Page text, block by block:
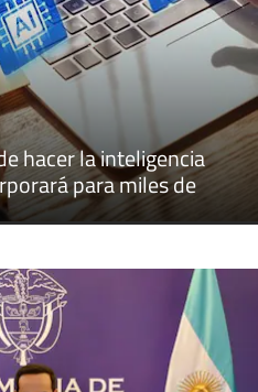
hacer la inteligencia
para miles de